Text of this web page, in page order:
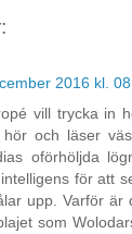
2016 kl.
vill trycka in
och läser
oförhöljda
för att
upp. Varför är
som